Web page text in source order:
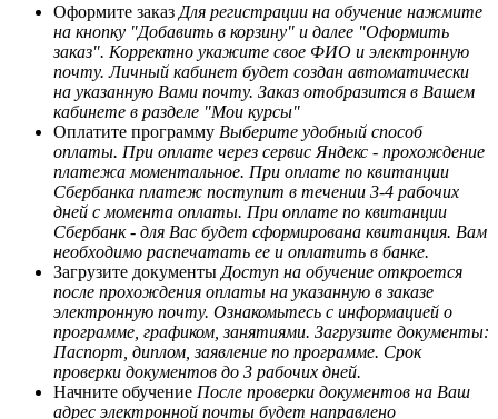
Оформите заказ Для регистрации на обучение нажмите
на кнопку "Добавить в корзину" и далее "Оформить
заказ". Корректно укажите свое ФИО и электронную
почту. Личный кабинет будет создан автоматически
на указанную Вами почту. Заказ отобразится в Вашем
кабинете в разделе "Мои курсы"
Оплатите программу Выберите удобный способ
оплаты. При оплате через сервис Яндекс - прохождение
платежа моментальное. При оплате по квитанции
Сбербанка платеж поступит в течении 3-4 рабочих
дней с момента оплаты. При оплате по квитанции
Сбербанк - для Вас будет сформирована квитанция. Вам
необходимо распечатать ее и оплатить в банке.
Загрузите документы Доступ на обучение откроется
после прохождения оплаты на указанную в заказе
электронную почту. Ознакомьтесь с информацией о
программе, графиком, занятиями. Загрузите документы:
Паспорт, диплом, заявление по программе. Срок
проверки документов до 3 рабочих дней.
Начните обучение После проверки документов на Ваш
адрес электронной почты будет направлено